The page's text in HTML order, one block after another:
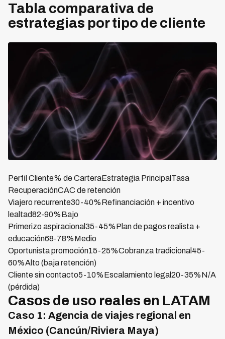
Tabla comparativa de
estrategias por tipo de cliente
Perfil Cliente% de CarteraEstrategia PrincipalTasa
RecuperaciónCAC de retención
Viajero recurrente30-40%Refinanciación + incentivo
lealtad82-90%Bajo
Primerizo aspiracional35-45%Plan de pagos realista +
educación68-78%Medio
Oportunista promoción15-25%Cobranza tradicional45-
60%Alto (baja retención)
Cliente sin contacto5-10%Escalamiento legal20-35%N/A
(pérdida)
Casos de uso reales en LATAM
Caso 1: Agencia de viajes regional en
México (Cancún/Riviera Maya)